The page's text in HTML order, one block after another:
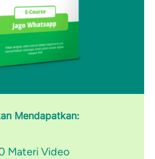
Mendapatkan:
Materi Video